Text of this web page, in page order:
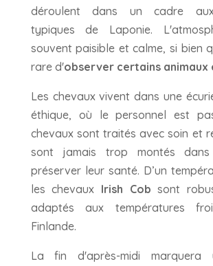
déroulent dans un cadre
typiques de Laponie.
souvent paisible et calme, si bien
rare d'observer certains animaux
Les chevaux vivent dans une
éthique, où le personnel est
chevaux sont traités avec soin et
sont jamais trop montés
préserver leur santé. D’un
les chevaux Irish Cob sont
adaptés aux températures
Finlande.
La fin d'après-midi marquera